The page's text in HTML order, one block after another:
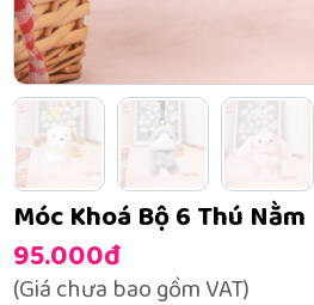
Móc Khoá Bộ 6 Thú Nằm
95.000đ
(Giá chưa bao gồm VAT)